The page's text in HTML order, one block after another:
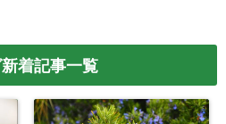
着記事一覧